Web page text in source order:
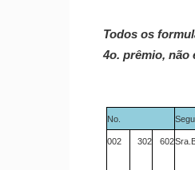
Todos os
4o. prêmio, não
No.
002 302 602